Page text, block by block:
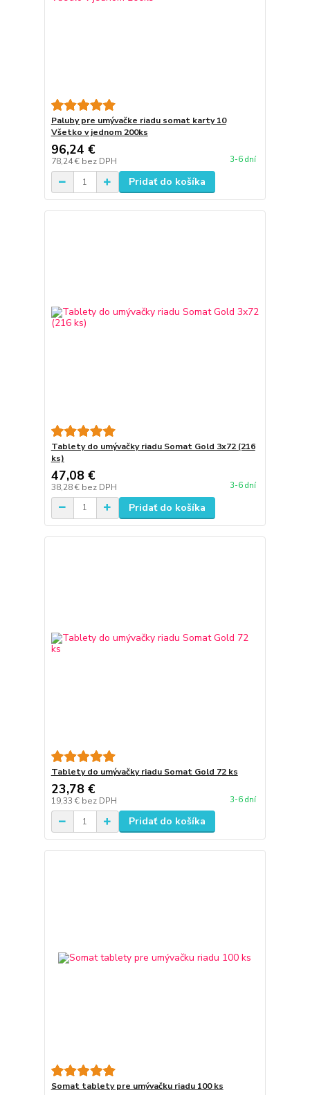
Paluby pre umývačke riadu somat karty 10
Všetko v jednom 200ks
96,24 €
78,24 € bez DPH 3-6 dní
Pridať do košíka
Tablety do umývačky riadu Somat Gold 3x72 (216
ks)
47,08 €
38,28 € bez DPH 3-6 dní
Pridať do košíka
Tablety do umývačky riadu Somat Gold 72 ks
23,78 €
19,33 € bez DPH 3-6 dní
Pridať do košíka
Somat tablety pre umývačku riadu 100 ks